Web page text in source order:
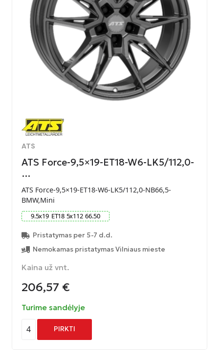
ATS
ATS Force-9,5×19-ET18-W6-LK5/112,0-
…
ATS Force-9,5×19-ET18-W6-LK5/112,0-NB66,5-
BMW,Mini
9.5x19 ET18 5x112 66.50
Pristatymas per 5-7 d.d.
Nemokamas pristatymas Vilniaus mieste
Kaina už vnt.
206,57 €
Turime sandėlyje
4 PIRKTI